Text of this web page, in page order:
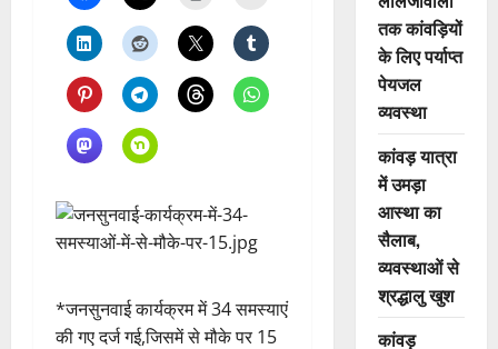
*जनसुनवाई कार्यक्रम में 34 समस्याएं
की गए दर्ज गई,जिसमें से मौके पर 15
तक कांवड़ियों
के लिए पर्याप्त
पेयजल
व्यवस्था
कांवड़ यात्रा
में उमड़ा
आस्था का
सैलाब,
व्यवस्थाओं से
श्रद्धालु खुश
कांवड़